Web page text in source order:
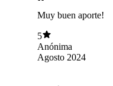
Muy buen aporte!
5
Anónima
Agosto 2024